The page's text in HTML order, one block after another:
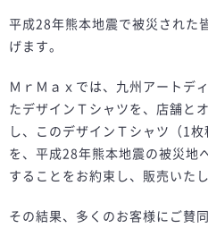
平成28年熊本地震で被災された
げます。
ＭｒＭａｘでは、九州アートデ
たデザインＴシャツを、店舗と
し、このデザインＴシャツ（1
を、平成28年熊本地震の被災地
することをお約束し、販売いたし
その結果、多くのお客様にご賛